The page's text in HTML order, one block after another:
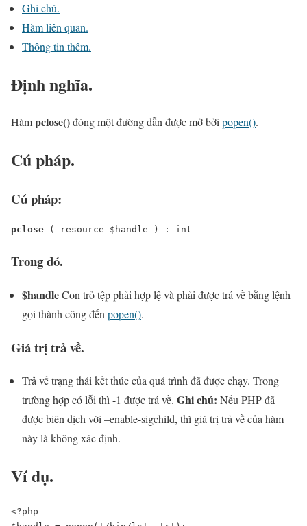
Ghi chú.
Hàm liên quan.
Thông tin thêm.
Định nghĩa.
Hàmpclose()đóng một đường dẫn được mở bởi popen().
Cú pháp.
Cú pháp:
pclose ( resource $handle ) : int
Trong đó.
$handleCon trỏ tệp phải hợp lệ và phải được trả về bằng lệnh
gọi thành công đến popen().
Giá trị trả về.
Trả về trạng thái kết thúc của quá trình đã được chạy. Trong
trường hợp có lỗi thì -1 được trả về. Ghi chú: Nếu PHP đã
được biên dịch với –enable-sigchild, thì giá trị trả về của hàm
này là không xác định.
Ví dụ.
<?php